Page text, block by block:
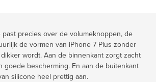
precies over de volumeknoppen, de
de vormen van iPhone 7 Plus zonder
wordt. Aan de binnenkant zorgt zacht
goede bescherming. En aan de buitenkant
silicone heel prettig aan.